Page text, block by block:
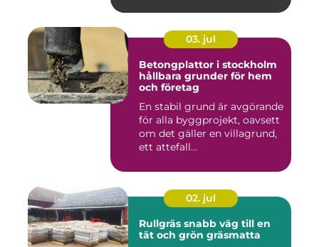
03. jul
Betongplattor i stockholm
hållbara grunder för hem
och företag
En stabil grund är avgörande
för alla byggprojekt, oavsett
om det gäller en villagrund,
ett attefall...
02. jul
Rullgräs snabb väg till en
tät och grön gräsmatta